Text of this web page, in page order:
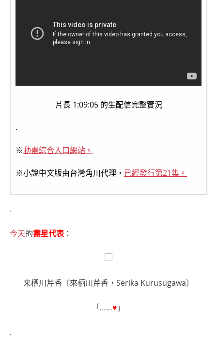
片長 1:09:05 的生配信完整實況
.
※動畫綜合入口網站。
※小說中文版由台灣角川代理， 已經發行第21集。
.
今天的壽星代表：
来栖川芹香〔來栖川芹香，Serika Kurusugawa〕
「……♥ 」
.